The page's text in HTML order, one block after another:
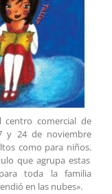
centro comercial de
y 24 de noviembre
como para niños.
que agrupa estas
toda la familia
en las nubes».